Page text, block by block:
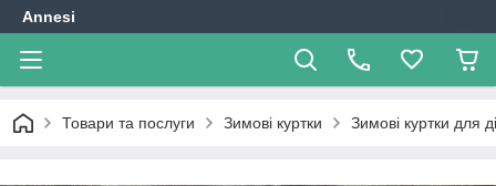
Annesi
Товари та послуги Зимові куртки Зимові куртки для